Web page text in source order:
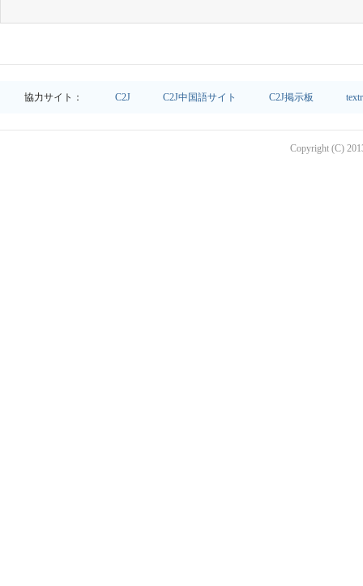
協力サイト： C2J C2J中国語サイト C2J掲示板
Copyright (C)